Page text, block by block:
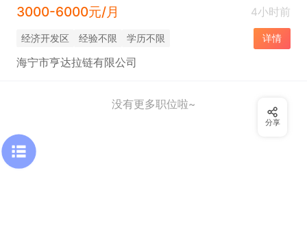
3000-6000元/月
4小时前
经济开发区 经验不限 学历不限 详情
海宁市亨达拉链有限公司
没有更多职位啦~
分享